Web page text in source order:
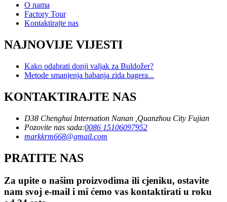
O nama
Factory Tour
Kontaktirajte nas
NAJNOVIJE VIJESTI
Kako odabrati donji valjak za Buldožer?
Metode smanjenja habanja zida bagera...
KONTAKTIRAJTE NAS
D38 Chenghui Internation Nanan ,Quanzhou City Fujian
Pozovite nas sada:0086 15106097952
markkrm668@gmail.com
PRATITE NAS
Za upite o našim proizvodima ili cjeniku, ostavite
nam svoj e-mail i mi ćemo vas kontaktirati u roku